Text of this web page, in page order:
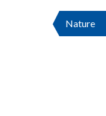
Nature